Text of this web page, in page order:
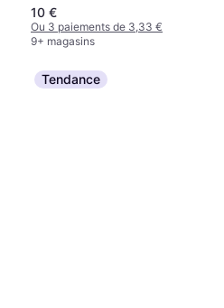
10 €
Ou 3 paiements de 3,33 €
9+ magasins
Tendance